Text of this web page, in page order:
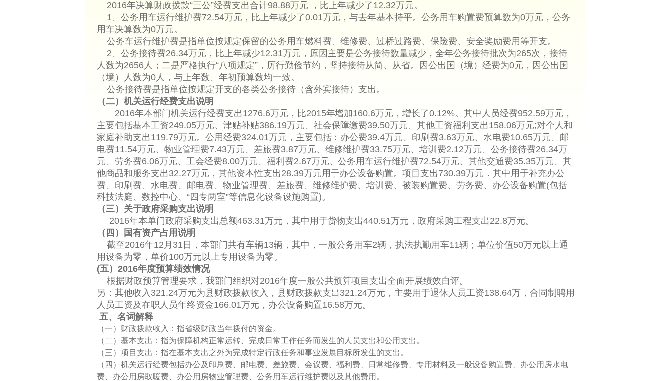
2016年决算财政拨款“三公”经费支出合计98.88万元 ，比上年减少了12.32万元。
1、公务用车运行维护费72.54万元，比上年减少了0.01万元，与去年基本持平。公务用车购置费预算数为0万元，公务
用车决算数为0万元。
公务车运行维护费是指单位按规定保留的公务用车燃料费、维修费、过桥过路费、保险费、安全奖励费用等开支。
2、公务接待费26.34万元，比上年减少12.31万元，原因主要是公务接待数量减少，全年公务接待批次为265次，接待
人数为2656人；二是严格执行“八项规定”，厉行勤俭节约，坚持接待从简、从省。因公出国（境）经费为0元，因公出国
（境）人数为0人，与上年数、年初预算数均一致。
公务接待费是指单位按规定开支的各类公务接待（含外宾接待）支出。
（二）机关运行经费支出说明
2016年本部门机关运行经费支出1276.6万元，比2015年增加160.6万元，增长了0.12%。其中人员经费952.59万元，
主要包括基本工资249.05万元、津贴补贴386.19万元、社会保障缴费39.50万元、其他工资福利支出158.06万元;对个人和
家庭补助支出119.79万元。公用经费324.01万元，主要包括：办公费39.4万元、印刷费3.63万元、水电费10.65万元、邮
电费11.54万元、物业管理费7.43万元、差旅费3.87万元、维修维护费33.75万元、培训费2.12万元、公务接待费26.34万
元、劳务费6.06万元、工会经费8.00万元、福利费2.67万元、公务用车运行维护费72.54万元、其他交通费35.35万元、其
他商品和服务支出32.27万元，其他资本性支出28.39万元用于办公设备购置。项目支出730.39万元．其中用于补充办公
费、印刷费、水电费、邮电费、物业管理费、差旅费、维修维护费、培训费、被装购置费、劳务费、办公设备购置(包括
科技法庭、数控中心、“四专两室”等信息化设备设施购置)。
（三）关于政府采购支出说明
2016年本单门政府采购支出总额463.31万元，其中用于货物支出440.51万元，政府采购工程支出22.8万元。
（四）国有资产占用说明
截至2016年12月31日，本部门共有车辆13辆，其中，一般公务用车2辆，执法执勤用车11辆；单位价值50万元以上通
用设备为零，单价100万元以上专用设备为零。
(五）2016年度预算绩效情况
根据财政预算管理要求，我部门组织对2016年度一般公共预算项目支出全面开展绩效自评。
另：其他收入321.24万元为县财政拨款收入，县财政拨款支出321.24万元，主要用于退休人员工资138.64万，合同制聘用
人员工资及在职人员年终资金166.01万元，办公设备购置16.58万元。
五、名词解释
（一）财政拨款收入：指省级财政当年拨付的资金。
（二）基本支出：指为保障机构正常运转、完成日常工作任务而发生的人员支出和公用支出。
（三）项目支出：指在基本支出之外为完成特定行政任务和事业发展目标所发生的支出。
（四）机关运行经费包括办公及印刷费、邮电费、差旅费、会议费、福利费、日常维修费、专用材料及一般设备购置费、办公用房水电
费、办公用房取暖费、办公用房物业管理费、公务用车运行维护费以及其他费用。